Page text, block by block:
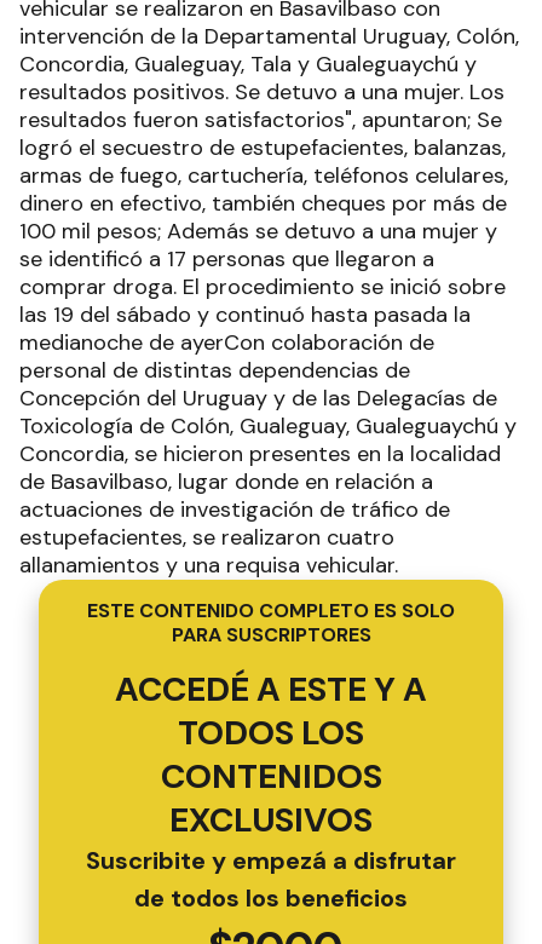
vehicular se realizaron en Basavilbaso con
intervención de la Departamental Uruguay, Colón,
Concordia, Gualeguay, Tala y Gualeguaychú y
resultados positivos. Se detuvo a una mujer. Los
resultados fueron satisfactorios", apuntaron; Se
logró el secuestro de estupefacientes, balanzas,
armas de fuego, cartuchería, teléfonos celulares,
dinero en efectivo, también cheques por más de
100 mil pesos; Además se detuvo a una mujer y
se identificó a 17 personas que llegaron a
comprar droga. El procedimiento se inició sobre
las 19 del sábado y continuó hasta pasada la
medianoche de ayerCon colaboración de
personal de distintas dependencias de
Concepción del Uruguay y de las Delegacías de
Toxicología de Colón, Gualeguay, Gualeguaychú y
Concordia, se hicieron presentes en la localidad
de Basavilbaso, lugar donde en relación a
actuaciones de investigación de tráfico de
estupefacientes, se realizaron cuatro
allanamientos y una requisa vehicular.
ESTE CONTENIDO COMPLETO ES SOLO
PARA SUSCRIPTORES
ACCEDÉ A ESTE Y A
TODOS LOS
CONTENIDOS
EXCLUSIVOS
Suscribite y empezá a disfrutar
de todos los beneficios